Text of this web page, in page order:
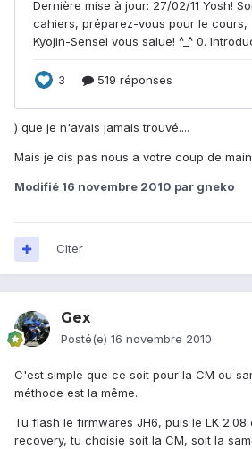
) que je n'avais jamais trouvé....
Mais je dis pas nous a votre coup de
Modifié 16 novembre 2010 par gneko
Citer
Gex
Posté(e) 16 novembre 2010
C'est simple que ce soit pour la CM ou
méthode est la même.
Tu flash le firmwares JH6, puis le LK 2.08
recovery, tu choisie soit la CM, soit la